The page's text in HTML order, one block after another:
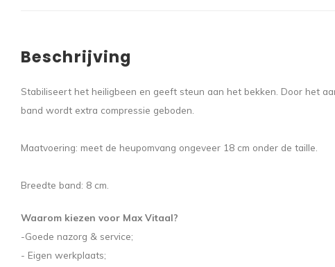
Beschrijving
Stabiliseert het heiligbeen en geeft steun aan het bekken. Door het
band wordt extra compressie geboden.
Maatvoering: meet de heupomvang ongeveer 18 cm onder de taille.
Breedte band: 8 cm.
Waarom kiezen voor Max Vitaal?
-Goede nazorg & service;
- Eigen werkplaats;